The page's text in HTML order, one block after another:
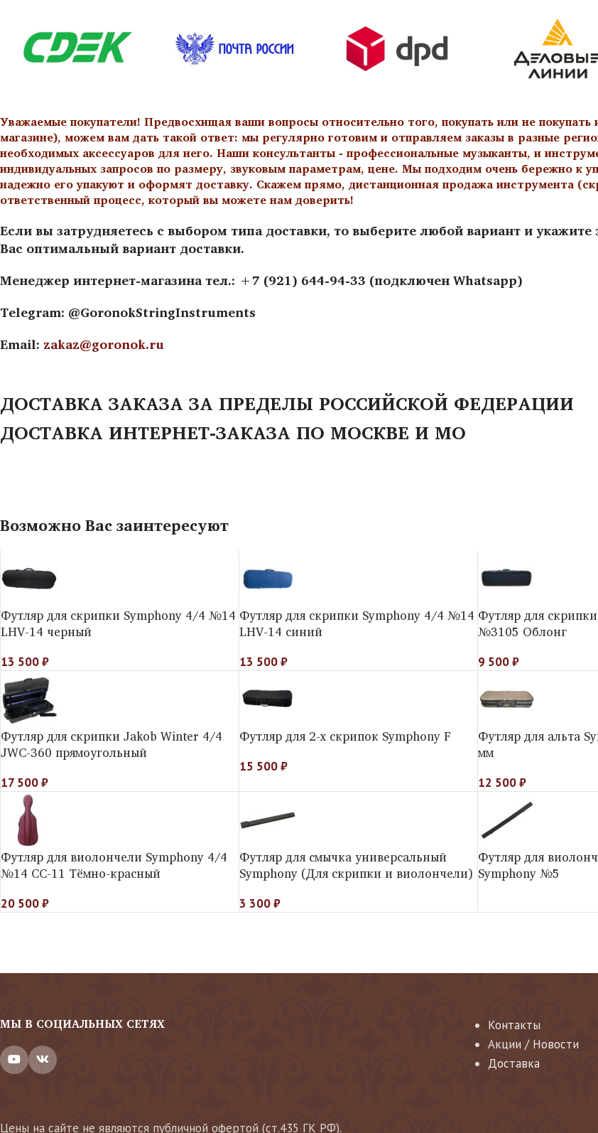
Уважаемые покупатели! Предвосхищая ваши вопросы относительно того, покупать или не
магазине), можем вам дать такой ответ: мы регулярно готовим и отправляем заказы в разные
необходимых аксессуаров для него. Наши консультанты - профессиональные музыканты, и
индивидуальных запросов по размеру, звуковым параметрам, цене. Мы подходим очень бережно к
надежно его упакуют и оформят доставку. Скажем прямо, дистанционная продажа инструмента
ответственный процесс, который вы можете нам доверить!
Если вы затрудняетесь с выбором типа доставки, то выберите любой вариант и
Вас оптимальный вариант доставки.
Менеджер интернет-магазина тел.: +7 (921) 644-94-33 (подключен Whatsapp)
Telegram: @GoronokStringInstruments
Email: zakaz@goronok.ru
ДОСТАВКА ЗАКАЗА ЗА ПРЕДЕЛЫ РОССИЙСКОЙ ФЕДЕРАЦИИ
ДОСТАВКА ИНТЕРНЕТ-ЗАКАЗА ПО МОСКВЕ И МО
Возможно Вас заинтересуют
Футляр для скрипки Symphony 4/4 №14
LHV-14 черный
13 500₽
Футляр для скрипки Symphony 4/4 №14
LHV-14 синий
13 500₽
Футляр для
№3105 Облонг
9 500₽
Футляр для скрипки Jakob Winter 4/4
JWC-360 прямоугольный
17 500₽
Футляр для 2-х скрипок Symphony F
15 500₽
Футляр для альта
мм
12 500₽
Футляр для виолончели Symphony 4/4
№14 СС-11 Тёмно-красный
20 500₽
Футляр для смычка универсальный
Symphony (Для скрипки и виолончели)
3 300₽
Футляр для
Symphony №5
МЫ В СОЦИАЛЬНЫХ СЕТЯХ
Контакты
Акции / Новости
Доставка
Цены на сайте не являются публичной офертой (ст.435 ГК РФ).